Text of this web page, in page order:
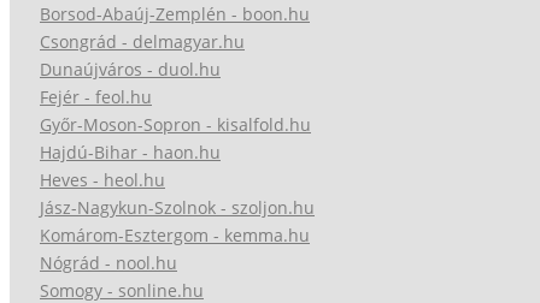
Borsod-Abaúj-Zemplén - boon.hu
Csongrád - delmagyar.hu
Dunaújváros - duol.hu
Fejér - feol.hu
Győr-Moson-Sopron - kisalfold.hu
Hajdú-Bihar - haon.hu
Heves - heol.hu
Jász-Nagykun-Szolnok - szoljon.hu
Komárom-Esztergom - kemma.hu
Nógrád - nool.hu
Somogy - sonline.hu